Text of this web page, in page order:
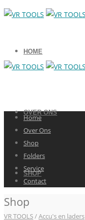
HOME
OVER ONS
SHOP
Home
Over Ons
Shop
Folders
Service
Contact
Shop
VR TOOLS/Accu's en laders